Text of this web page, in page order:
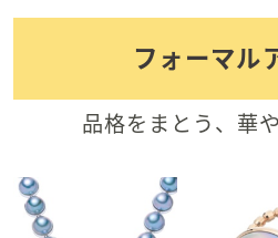
フォーマル
品格をまとう、華